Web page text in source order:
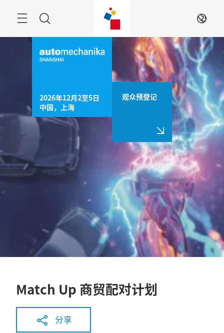
菜
ZH
2026年12月2至5日
中国，上海
观众预登记
Match Up 商贸配对计划
分享